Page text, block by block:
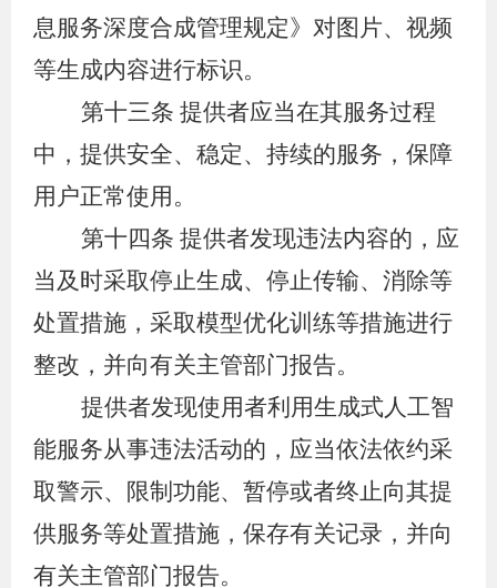
息服务深度合成管理规定》对图片、视频
等生成内容进行标识。
第十三条 提供者应当在其服务过程
中，提供安全、稳定、持续的服务，保障
用户正常使用。
第十四条 提供者发现违法内容的，应
当及时采取停止生成、停止传输、消除等
处置措施，采取模型优化训练等措施进行
整改，并向有关主管部门报告。
提供者发现使用者利用生成式人工智
能服务从事违法活动的，应当依法依约采
取警示、限制功能、暂停或者终止向其提
供服务等处置措施，保存有关记录，并向
有关主管部门报告。